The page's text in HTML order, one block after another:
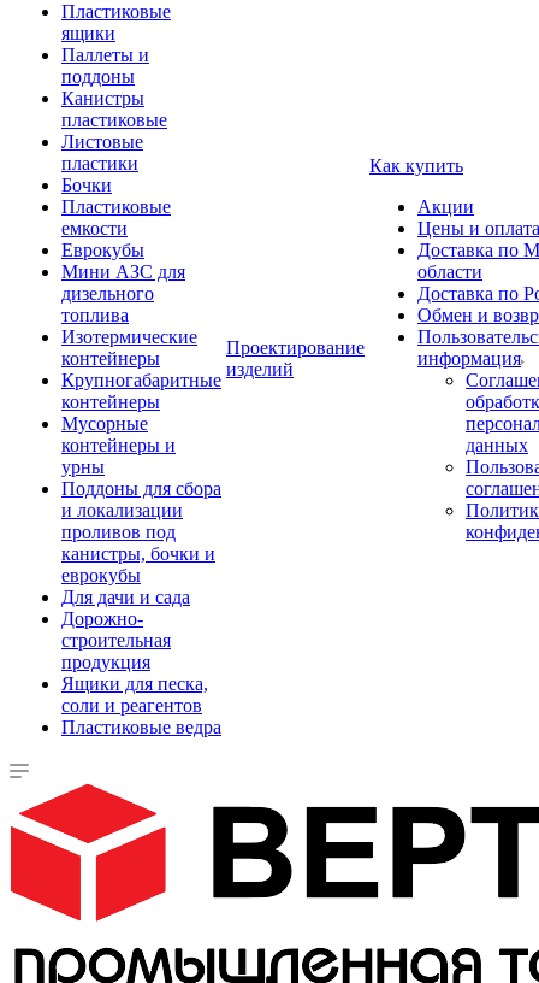
Пластиковые
ящики
Паллеты и
поддоны
Канистры
пластиковые
Листовые
пластики
Бочки
Пластиковые
емкости
Еврокубы
Мини АЗС для
дизельного
топлива
Изотермические
контейнеры
Крупногабаритные
контейнеры
Мусорные
контейнеры и
урны
Поддоны для сбора
и локализации
проливов под
канистры, бочки и
еврокубы
Для дачи и сада
Дорожно-
строительная
продукция
Ящики для песка,
соли и реагентов
Пластиковые ведра
Проектирование
изделий
Как купить
Акции
Цены и оплата
Доставка по
области
Доставка по
Обмен и
информация
данных